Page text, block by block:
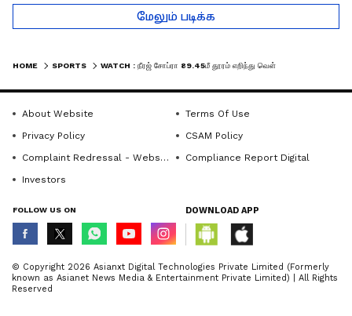
தொடர்கதை ஆவது
ஏன்?
Rajaram (Rtd ACP)
Interview
மேலும் படிக்க
HOME SPORTS
About Website
Terms Of Use
Privacy Policy
CSAM Policy
Complaint Redressal - Website
Compliance Report Digital
Investors
FOLLOW US ON DOWNLOAD APP
© Copyright 2026 Asianxt Digital Technologies Private Limited (Formerly
known as Asianet News Media & Entertainment Private Limited) | All Rights
Reserved